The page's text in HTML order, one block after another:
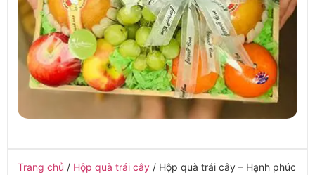
Trang chủ / Hộp quà trái cây / Hộp quà trái cây – Hạnh phúc